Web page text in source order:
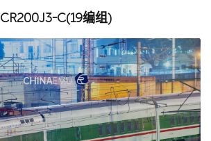
CR200J3-C(19编组)